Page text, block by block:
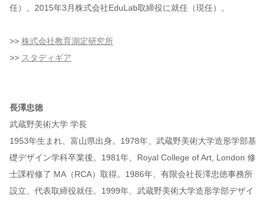
任）。2015年3月株式会社EduLab取締役に就任（現任）。
>> 株式会社教育測定研究所
>> スタディギア
長澤忠徳
武蔵野美術大学 学長
1953年生まれ、富山県出身。1978年、武蔵野美術大学造形学部基
礎デザイン学科卒業後。1981年、Royal College of Art, London 修
士課程修了 MA（RCA）取得。1986年、有限会社長澤忠徳事務所
設立、代表取締役就任。1999年、武蔵野美術大学造形学部デザイ